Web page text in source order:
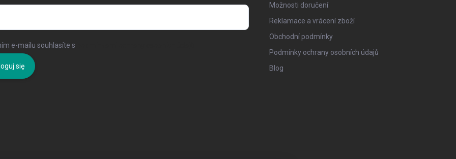
e-mailu souhlasíte s
się
Možnosti doručení
Reklamace a vrácení zboží
Obchodní podmínky
Podmínky ochrany osobních údajů
Blog